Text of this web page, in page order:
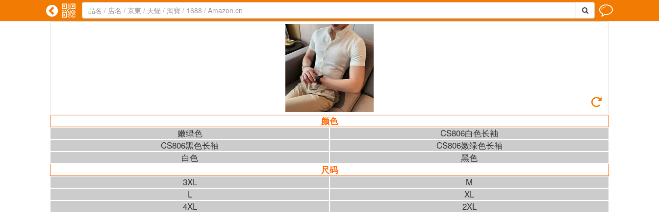
   

颜色
嫩绿色
CS806白色长袖
CS806黑色长袖
CS806嫩绿色长袖
白色
黑色
尺码
3XL
M
L
XL
4XL
2XL